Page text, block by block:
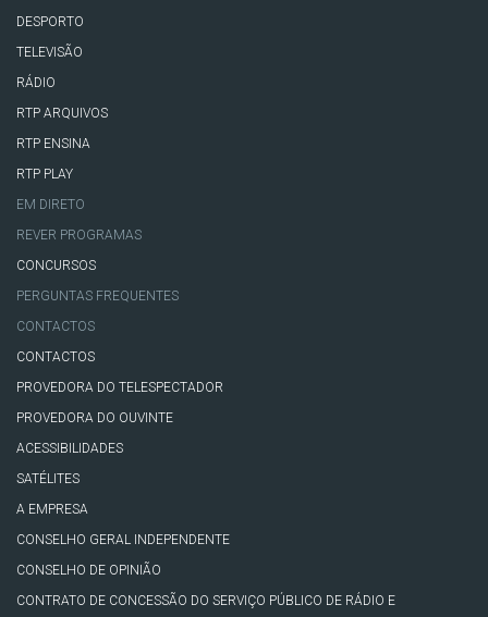
DESPORTO
TELEVISÃO
RÁDIO
RTP ARQUIVOS
RTP ENSINA
RTP PLAY
EM DIRETO
REVER PROGRAMAS
CONCURSOS
PERGUNTAS FREQUENTES
CONTACTOS
CONTACTOS
PROVEDORA DO TELESPECTADOR
PROVEDORA DO OUVINTE
ACESSIBILIDADES
SATÉLITES
A EMPRESA
CONSELHO GERAL INDEPENDENTE
CONSELHO DE OPINIÃO
CONTRATO DE CONCESSÃO DO SERVIÇO PÚBLICO DE RÁDIO E